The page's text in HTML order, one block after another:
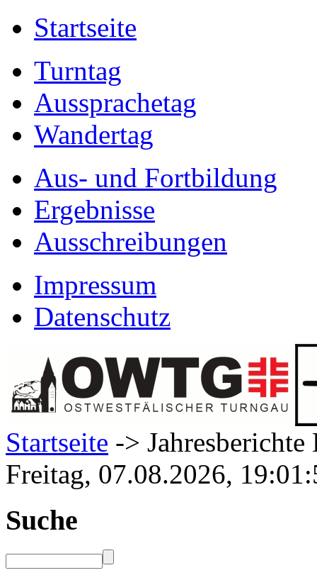
Startseite
Turntag
Aussprachetag
Wandertag
Aus- und Fortbildung
Ergebnisse
Ausschreibungen
Impressum
Datenschutz
Startseite ->
Freitag, 07.08.2026,
Suche